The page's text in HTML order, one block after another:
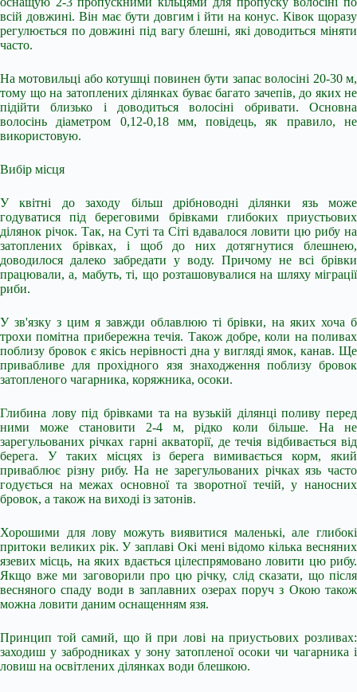
всій довжині. Він має бути довгим і йти на конус. Ківок щоразу
регулюється по довжині під вагу блешні, які доводиться міняти
часто.
На мотовильці або котушці повинен бути запас волосіні 20-30 м,
тому що на затоплених ділянках буває багато зачепів, до яких не
підійти близько і доводиться волосіні обривати. Основна
волосінь діаметром 0,12-0,18 мм, повідець, як правило, не
використовую.
Вибір місця
У квітні до заходу більш дрібноводні ділянки язь може
годуватися під береговими брівками глибоких приустьових
ділянок річок. Так, на Суті та Сіті вдавалося ловити цю рибу на
затоплених брівках, і щоб до них дотягнутися блешнею,
доводилося далеко забредати у воду. Причому не всі брівки
працювали, а, мабуть, ті, що розташовувалися на шляху міграції
риби.
У зв'язку з цим я завжди облавлюю ті брівки, на яких хоча б
трохи помітна прибережна течія. Також добре, коли на поливах
поблизу бровок є якісь нерівності дна у вигляді ямок, канав. Ще
привабливе для прохідного язя знаходження поблизу бровок
затопленого чагарника, коряжника, осоки.
Глибина лову під брівками та на вузькій ділянці поливу перед
ними може становити 2-4 м, рідко коли більше. На не
зарегульованих річках гарні акваторії, де течія відбивається від
берега. У таких місцях із берега вимивається корм, який
приваблює різну рибу. На не зарегульованих річках язь часто
годується на межах основної та зворотної течій, у наносних
бровок, а також на виході із затонів.
Хорошими для лову можуть виявитися маленькі, але глибокі
притоки великих рік. У заплаві Окі мені відомо кілька весняних
язевих місць, на яких вдається цілеспрямовано ловити цю рибу.
Якщо вже ми заговорили про цю річку, слід сказати, що після
весняного спаду води в заплавних озерах поруч з Окою також
можна ловити даним оснащенням язя.
Принцип той самий, що й при лові на приустьових розливах:
заходиш у забродниках у зону затопленої осоки чи чагарника і
ловиш на освітлених ділянках води блешкою.